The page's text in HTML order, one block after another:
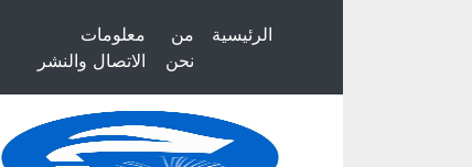
الرئيسية
من
نحن
معلومات
الاتصال والنشر